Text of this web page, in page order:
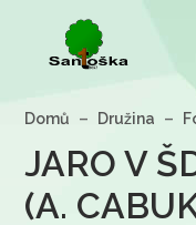
Domů Družina
JARO V
(A.